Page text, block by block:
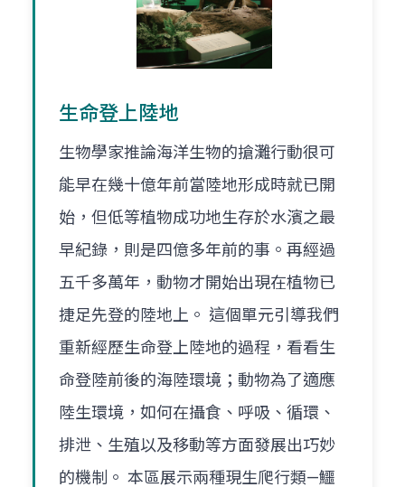
生命登上陸地
生物學家推論海洋生物的搶灘行動很可
能早在幾十億年前當陸地形成時就已開
始，但低等植物成功地生存於水濱之最
早紀錄，則是四億多年前的事。再經過
五千多萬年，動物才開始出現在植物已
捷足先登的陸地上。 這個單元引導我們
重新經歷生命登上陸地的過程，看看生
命登陸前後的海陸環境；動物為了適應
陸生環境，如何在攝食、呼吸、循環、
排泄、生殖以及移動等方面發展出巧妙
的機制。 本區展示兩種現生爬行類—鱷